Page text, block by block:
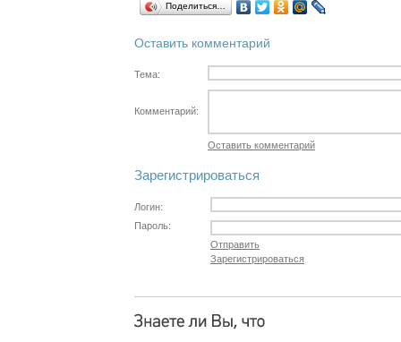
Поделиться…
Оставить комментарий
Тема:
Комментарий:
Оставить комментарий
Зарегистрироваться
Логин:
Пароль:
Отправить
Зарегистрироваться